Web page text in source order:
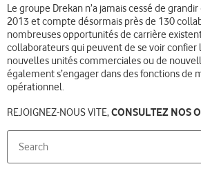
Le groupe Drekan n’a jamais cessé de
2013 et compte désormais près de 130
nombreuses opportunités de carrière
collaborateurs qui peuvent de se voir confier
nouvelles unités commerciales ou de
également s’engager dans des fonctions de
opérationnel.
REJOIGNEZ-NOUS VITE, CONSULTEZ NOS
Search